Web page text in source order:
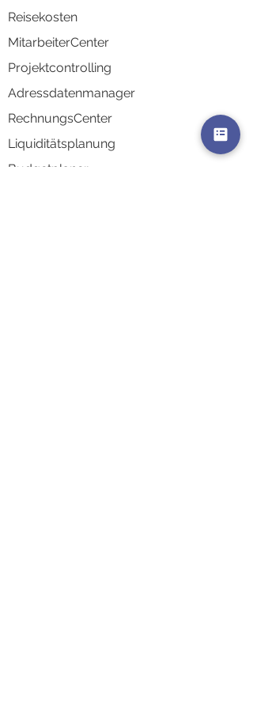
Reisekosten
MitarbeiterCenter
Projektcontrolling
Adressdatenmanager
RechnungsCenter
Liquiditätsplanung
Budgetplaner